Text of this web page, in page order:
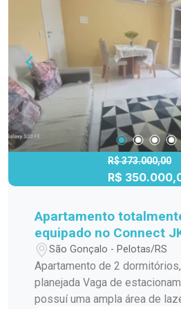
vista agradável. Banheiro Venha conhecer e se
encantar com este apartamento! Agende
visita e descubra o conforto
JK!
R$ 373.000,00
R$
Apartamento
equipado no Connect
São Gonçalo - Pelotas/RS
Apartamento de 2
planejada Vaga de
possuí uma ampla área de